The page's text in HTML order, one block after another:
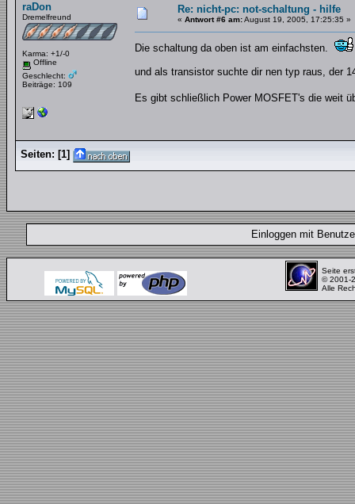
raDon
Dremelfreund
Karma: +1/-0
Offline
Geschlecht:
Beiträge: 109
Re: nicht-pc: not-schaltung - hilfe
« Antwort #6 am:August 19, 2005, 17:25:35 »
Die schaltung da oben ist am einfachsten.
und als transistor suchte dir nen typ raus, der
Es gibt schließlich Power MOSFET's die weit
Seiten: [1]
Einloggen mit
Seite
© 2001-
Alle